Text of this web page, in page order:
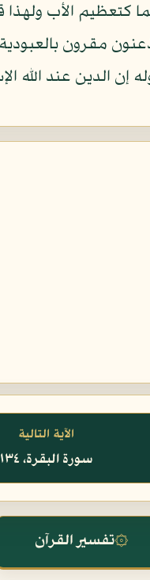
كتعظيم الأب ولهذا
مقرون
الدين عند الله
الآية التالية
سورة البقرة، ١٣٤
۞تفسير القرآن